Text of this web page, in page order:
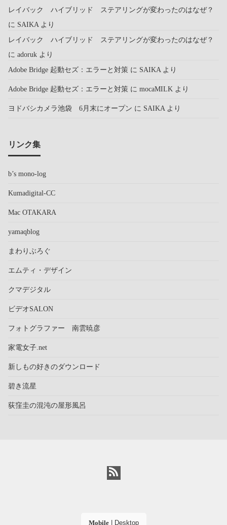
レイバック ハイブリッド ステアリングが変わったのはなぜ？
に SAIKAより
レイバック ハイブリッド ステアリングが変わったのはなぜ？
に adoruk より
Adobe Bridge 起動セズ：エラーと対策 に SAIKAより
Adobe Bridge 起動セズ：エラーと対策 に mocaMILK より
ヨドバシカメラ池袋 6月末にオープン に SAIKAより
リンク集
b’s mono-log
Kumadigital-CC
Mac OTAKARA
yamaqblog
まわりぶろぐ
エムティ・デザイン
クマデジタル
ビデオSALON
フォトグラファー 南雲暁彦
家電女子.net
新しもの好きのダウンロード
碧き流星
荻窪圭の混沌の屋形風呂
Mobile| Desktop